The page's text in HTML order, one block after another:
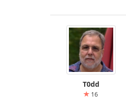
T0dd
16